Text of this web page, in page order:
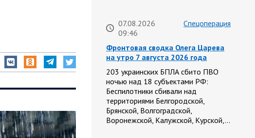
07.08.2026
09:46
Спецоперация
Фронтовая сводка Олега Царева
на утро 7 августа 2026 года
203 украинских БПЛА сбито ПВО
ночью над 18 субъектами РФ:
Беспилотники сбивали над
территориями Белгородской,
Брянской, Волгоградской,
Воронежской, Калужской, Курской,…